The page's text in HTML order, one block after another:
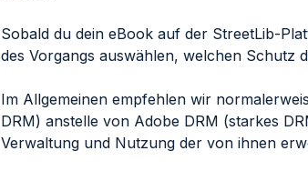
Sobald du dein eBook auf der StreetLib-
des Vorgangs auswählen, welchen Schutz
Im Allgemeinen empfehlen wir
DRM) anstelle von Adobe DRM (starkes
Verwaltung und Nutzung der von ihnen